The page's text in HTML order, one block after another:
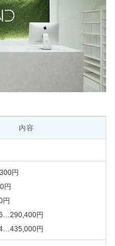
内容
円
円
円
円
円